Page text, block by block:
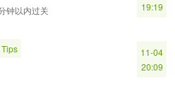
钟以内过关
19:19
Tips
11-04
20:09